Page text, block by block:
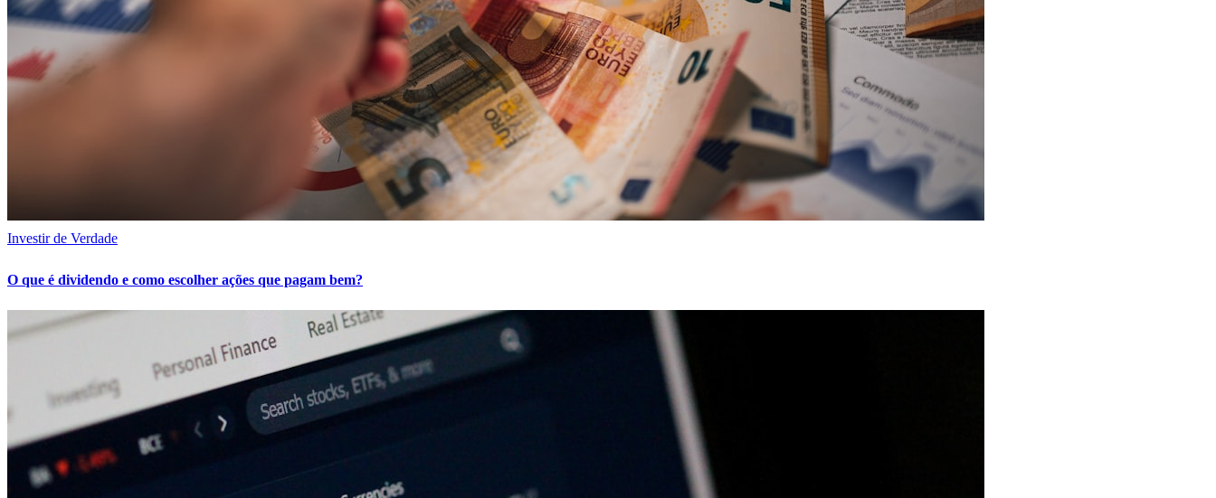
Investir de Verdade
O que é dividendo e como escolher ações que pagam bem?